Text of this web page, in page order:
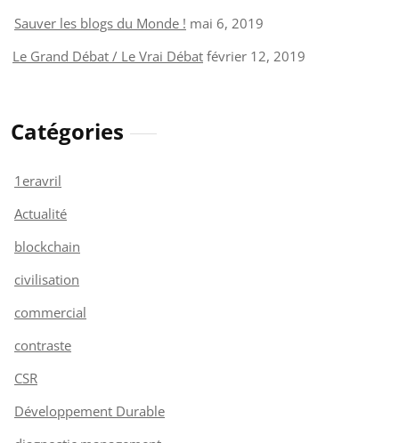
Sauver les blogs du Monde ! mai 6, 2019
Le Grand Débat / Le Vrai Débat février 12, 2019
Catégories
1eravril
Actualité
blockchain
civilisation
commercial
contraste
CSR
Développement Durable